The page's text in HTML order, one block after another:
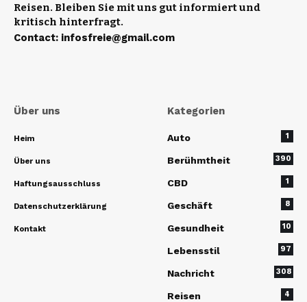
Reisen. Bleiben Sie mit uns gut informiert und
kritisch hinterfragt.
Contact: infosfreie@gmail.com
Über uns
Heim
Über uns
Haftungsausschluss
Datenschutzerklärung
Kontakt
Kategorien
Auto 1
Berühmtheit 390
CBD 1
Geschäft 8
Gesundheit 10
Lebensstil 97
Nachricht 308
Reisen 4